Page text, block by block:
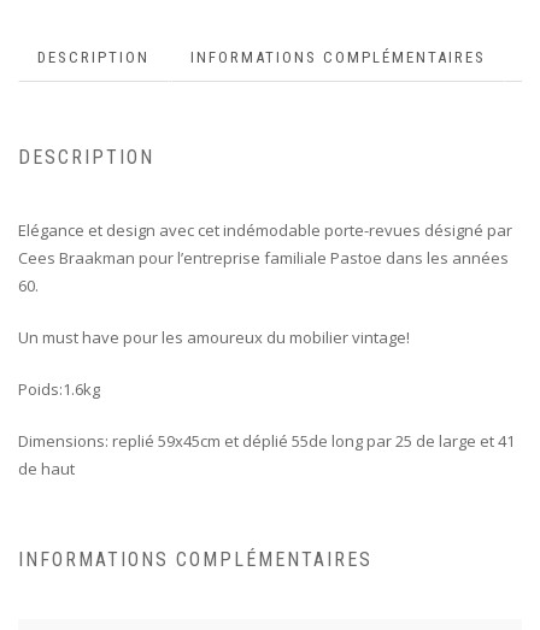
DESCRIPTION INFORMATIONS COMPLÉMENTAIRES
DESCRIPTION
Elégance et design avec cet indémodable porte-revues désigné par
Cees Braakman pour l’entreprise familiale Pastoe dans les années
60.
Un must have pour les amoureux du mobilier vintage!
Poids:1.6kg
Dimensions: replié 59x45cm et déplié 55de long par 25 de large et 41
de haut
INFORMATIONS COMPLÉMENTAIRES